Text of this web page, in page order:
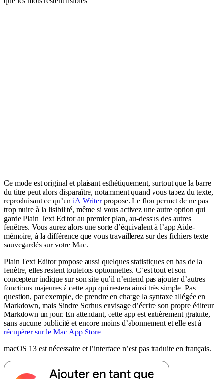
Ce mode est original et plaisant esthétiquement, surtout que la barre
du titre peut alors disparaître, notamment quand vous tapez du texte,
reproduisant ce qu’un iA Writerpropose. Le flou permet de ne pas
trop nuire à la lisibilité, même si vous activez une autre option qui
garde Plain Text Editor au premier plan, au-dessus des autres
fenêtres. Vous aurez alors une sorte d’équivalent à l’app Aide-
mémoire, à la différence que vous travaillerez sur des fichiers texte
sauvegardés sur votre Mac.
Plain Text Editor propose aussi quelques statistiques en bas de la
fenêtre, elles restent toutefois optionnelles. C’est tout et son
concepteur indique sur son site qu’il n’entend pas ajouter d’autres
fonctions majeures à cette app qui restera ainsi très simple. Pas
question, par exemple, de prendre en charge la syntaxe allégée en
Markdown, mais Sindre Sorhus envisage d’écrire son propre éditeur
Markdown un jour. En attendant, cette app est entièrement gratuite,
sans aucune publicité et encore moins d’abonnement et elle est à
récupérer sur le Mac App Store.
macOS 13 est nécessaire et l’interface n’est pas traduite en français.